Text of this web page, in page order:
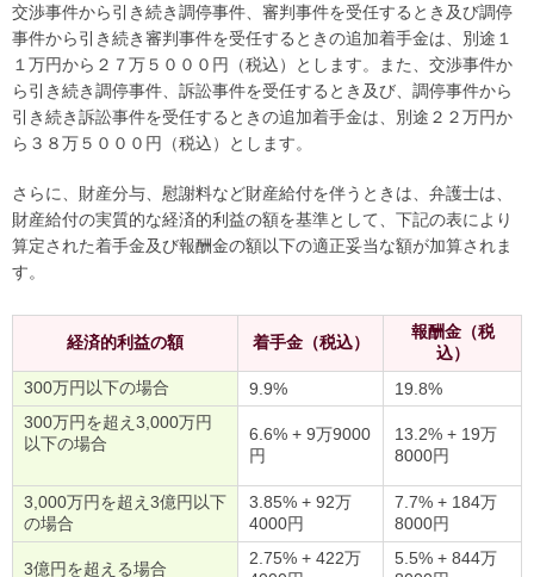
交渉事件から引き続き調停事件、審判事件を受任するとき及び調停
事件から引き続き審判事件を受任するときの追加着手金は、別途１
１万円から２７万５０００円（税込）とします。また、交渉事件か
ら引き続き調停事件、訴訟事件を受任するとき及び、調停事件から
引き続き訴訟事件を受任するときの追加着手金は、別途２２万円か
ら３８万５０００円（税込）とします。
さらに、財産分与、慰謝料など財産給付を伴うときは、弁護士は、
財産給付の実質的な経済的利益の額を基準として、下記の表により
算定された着手金及び報酬金の額以下の適正妥当な額が加算されま
す。
経済的利益の額 着手金（税込）
報酬金（税
込）
300万円以下の場合
9.9%
19.8%
300万円を超え3,000万円
以下の場合
6.6% + 9万9000
円
13.2% + 19万
8000円
3,000万円を超え3億円以下
の場合
3.85% + 92万
4000円
7.7% + 184万
8000円
3億円を超える場合
2.75% + 422万
5.5% + 844万